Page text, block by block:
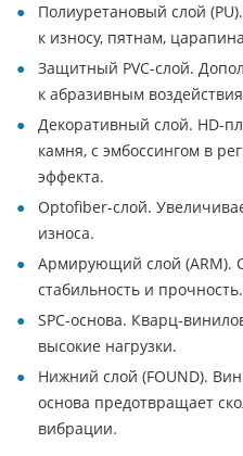
Полиуретановый слой
к износу, пятнам,
Защитный PVC-слой.
к абразивным
Декоративный слой. HD-
камня, с эмбоссингом в
эффекта.
Optofiber-слой.
износа.
Армирующий слой (ARM).
стабильность и прочность.
SPC-основа. Кварц-
высокие нагрузки.
Нижний слой (FOUND).
основа предотвращает
вибрации.